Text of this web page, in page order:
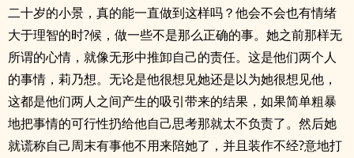
二十岁的小景，真的能一直做到这样吗？他会不会也有情绪
大于理智的时?候，做一些不是那么正确的事。她之前那样无
所谓的心情，就像无形中推卸自己的责任。这是他们两个人
的事情，莉乃想。无论是他很想见她还是以为她很想见他，
这都是他们两人之间产生的吸引带来的结果，如果简单粗暴
地把事情的可行性扔给他自己思考那就太不负责了。然后她
就谎称自己周末有事他不用来陪她了，并且装作不经?意地打